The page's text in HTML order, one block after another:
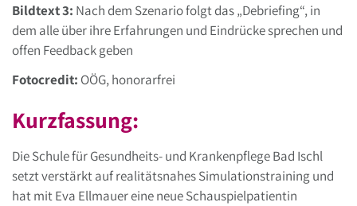
Bildtext 3: Nach dem Szenario folgt das „Debriefing“, in
dem alle über ihre Erfahrungen und Eindrücke sprechen und
offen Feedback geben
Fotocredit: OÖG, honorarfrei
Kurzfassung:
Die Schule für Gesundheits- und Krankenpflege Bad Ischl
setzt verstärkt auf realitätsnahes Simulationstraining und
hat mit Eva Ellmauer eine neue Schauspielpatientin